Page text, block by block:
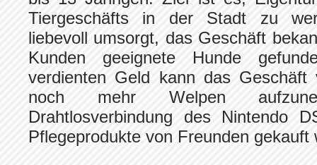
Tiergeschäfts in der Stadt zu
liebevoll umsorgt, das Geschäft
Kunden geeignete Hunde
verdienten Geld kann das Geschäft
noch mehr Welpen
Drahtlosverbindung des Nintendo
Pflegeprodukte von Freunden gekauft